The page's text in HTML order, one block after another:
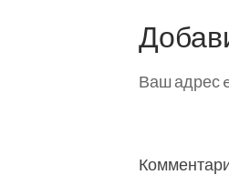
Ваш адрес